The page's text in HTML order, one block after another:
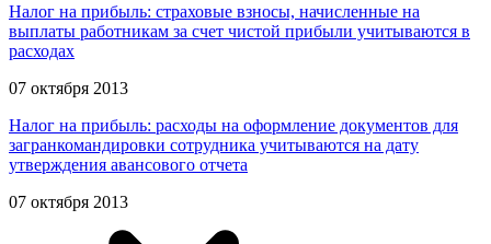
Налог на прибыль: страховые взносы, начисленные на
выплаты работникам за счет чистой прибыли учитываются в
расходах
07 октября 2013
Налог на прибыль: расходы на оформление документов для
загранкомандировки сотрудника учитываются на дату
утверждения авансового отчета
07 октября 2013